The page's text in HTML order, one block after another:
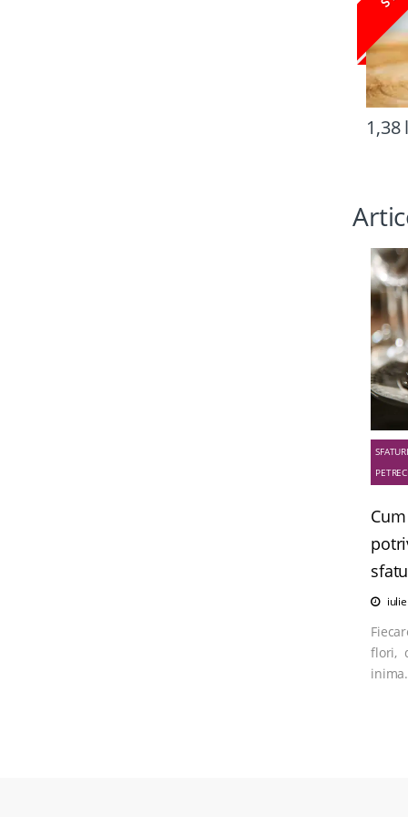
1,38
flori,